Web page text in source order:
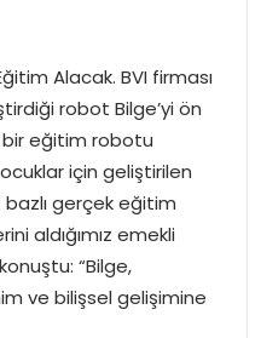
Alacak. BVI firması
robot Bilge’yi ön
bir eğitim robotu
için geliştirilen
gerçek eğitim
aldığımız emekli
“Bilge,
ve bilişsel gelişimine